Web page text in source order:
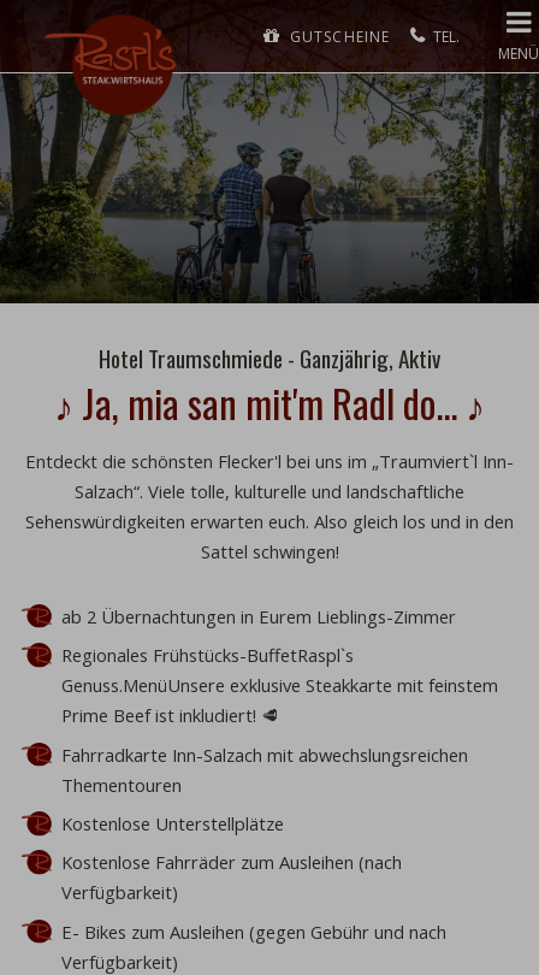
GUTSCHEINE
MENÜ
Hotel Traumschmiede - Ganzjährig, Aktiv
♪ Ja, mia san mit'm Radl do... ♪
Entdeckt die schönsten Flecker'l bei uns im „Traumviert`l Inn-
Salzach“. Viele tolle, kulturelle und landschaftliche
Sehenswürdigkeiten erwarten euch. Also gleich los und in den
Sattel schwingen!
ab 2 Übernachtungen in Eurem Lieblings-Zimmer
Regionales Frühstücks-BuffetRaspl`s
Genuss.MenüUnsere exklusive Steakkarte mit feinstem
Prime Beef ist inkludiert! 🥩
Fahrradkarte Inn-Salzach mit abwechslungsreichen
Thementouren
Kostenlose Unterstellplätze
Kostenlose Fahrräder zum Ausleihen (nach
Verfügbarkeit)
E- Bikes zum Ausleihen (gegen Gebühr und nach
Verfügbarkeit)